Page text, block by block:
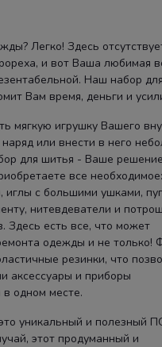
Легко! Здесь
и вот Ваша любимая
Наш набор
Вам время, деньги и
мягкую игрушку Вашего
или внести в него
для шитья - Ваше
все необходимое:
иглы с большими ушками,
нитевдеватели и
Здесь есть все, что может
одежды и не только!
резинки, что
аксессуары и приборы
одном месте.
уникальный и полезный
этот продуманный и